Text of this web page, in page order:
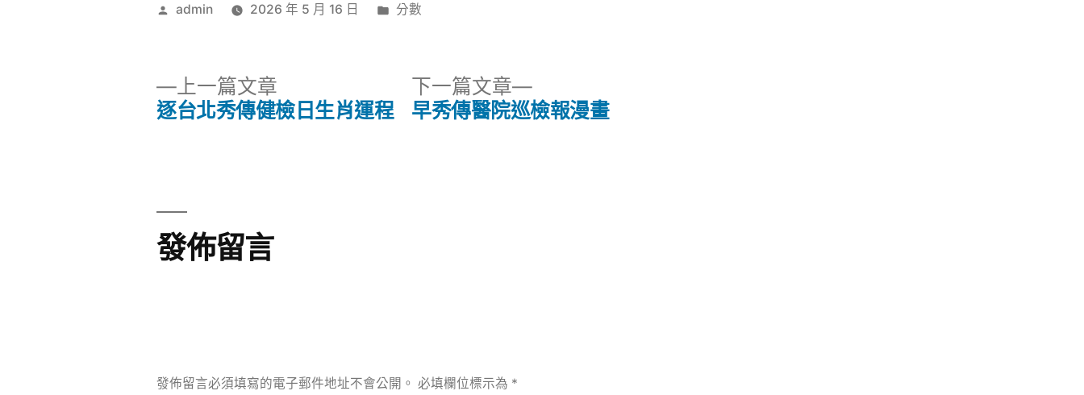
作
admin 2026 年 5 月 16 日
分
分數
上一篇文章
一
逐台北秀傳健檢日生肖運程
下一篇文章
下
一
早秀傳醫院巡檢報漫畫
發佈留言
發佈留言必須填寫的電子郵件地址不會公開。 必填欄位標示為 *